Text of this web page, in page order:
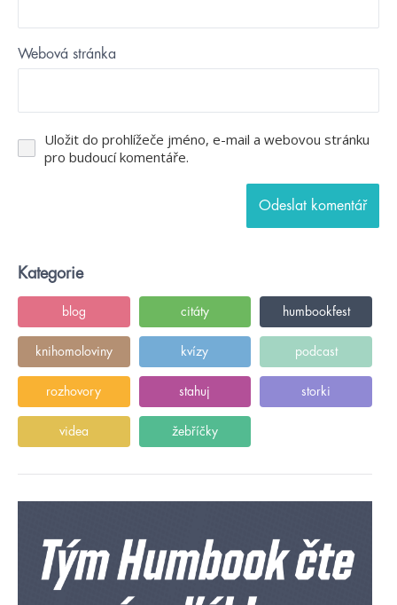
Webová stránka
Uložit do prohlížeče jméno, e-mail a webovou stránku
pro budoucí komentáře.
Kategorie
blog citáty humbookfest
knihomoloviny kvízy podcast
rozhovory stahuj storki
videa žebříčky